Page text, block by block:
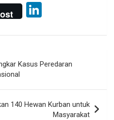
ke
dI
n
Kasus Peredaran
140 Hewan Kurban untuk
Masyarakat